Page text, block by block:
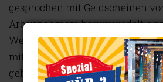
gesprochen mit Geldscheinen
Arbeitnehmers herumwedelt,
Werten basierende
mit Anerkennung verbundene
geht verloren. Persönliches